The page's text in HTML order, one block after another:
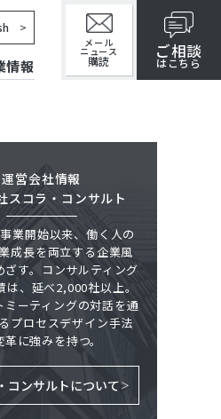
情報
メール
ニュース
購読 ご相談
はこちら
運営会社情報
スコラ・コンサルト
業開始以来、働く人の
成長を両立する企業風
ざす。コンサルティング
は、延べ2,000社以上。
ミーティングの対話を通
プロセスデザイン手法
革に強みを持つ。
コンサルトについて